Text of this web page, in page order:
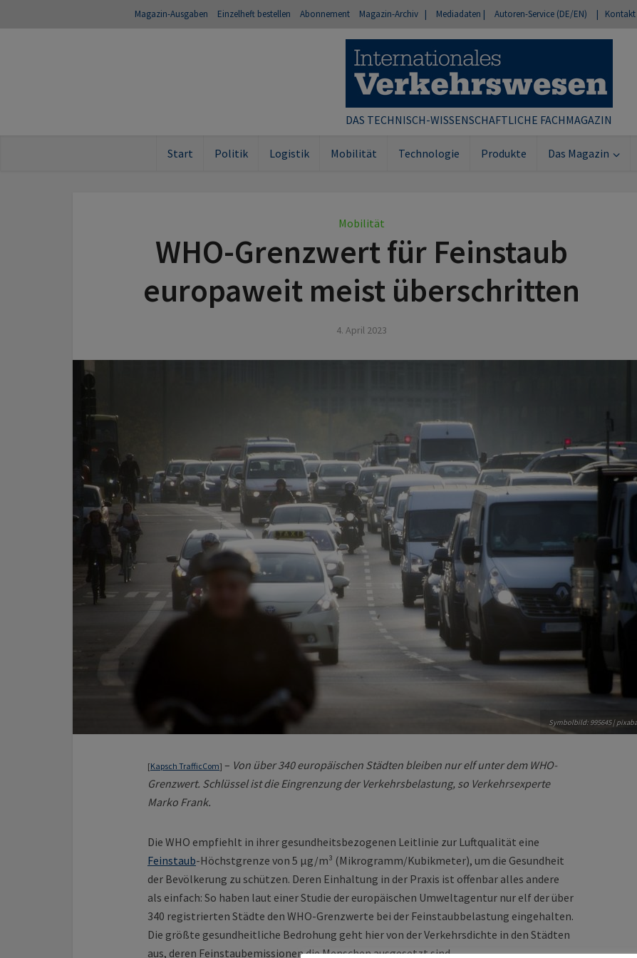
Magazin-Ausgaben Einzelheft bestellen Abonnement Magazin-Archiv | Mediadaten | Autoren-Service (DE/EN) | Kontakt
DAS TECHNISCH-WISSENSCHAFTLICHE FACHMAGAZIN
Start Politik Logistik Mobilität Technologie Produkte Das Magazin
Mobilität
WHO-Grenzwert für Feinstaub
europaweit meist überschritten
4. April 2023
Symbolbild: 995645 |
[Kapsch TrafficCom] – Von über 340 europäischen Städten bleiben nur elf unter dem WHO-
Grenzwert. Schlüssel ist die Eingrenzung der Verkehrsbelastung, so Verkehrsexperte
Marko Frank.
Die WHO empfiehlt in ihrer gesundheitsbezogenen Leitlinie zur Luftqualität eine
Feinstaub-Höchstgrenze von 5 µg/m³ (Mikrogramm/Kubikmeter), um die Gesundheit
der Bevölkerung zu schützen. Deren Einhaltung in der Praxis ist offenbar alles andere
als einfach: So haben laut einer Studie der europäischen Umweltagentur nur elf der über
340 registrierten Städte den WHO-Grenzwerte bei der Feinstaubbelastung eingehalten.
Die größte gesundheitliche Bedrohung geht hier von der Verkehrsdichte in den Städten
aus, deren Feinstaubemissionen die Menschen ausgesetzt sind.